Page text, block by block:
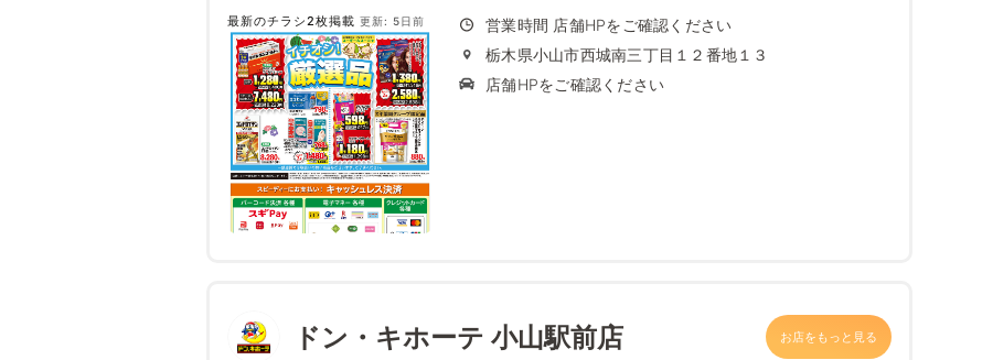
最新のチラシ2枚掲載 更新: 5日前
営業時間 店舗HPをご確認ください
栃木県小山市西城南三丁目１２番地１３
店舗HPをご確認ください
ドン・キホーテ 小山駅前店 お店をもっと見る